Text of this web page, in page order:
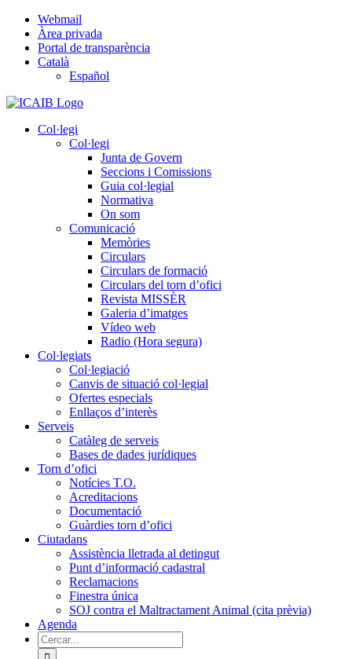
Skip
content
Webmail
Àrea privada
Portal de transparència
Català
Español
Col·legi
Col·legi
Junta de Govern
Seccions i Comissions
Guia col·legial
Normativa
On som
Comunicació
Memòries
Circulars
Circulars de formació
Circulars del torn d’ofici
Revista MISSÈR
Galeria d’imatges
Vídeo web
Radio (Hora segura)
Col·legiats
Col·legiació
Canvis de situació col·legial
Ofertes especials
Enllaços d’interès
Serveis
Catàleg de serveis
Bases de dades jurídiques
Torn d’ofici
Notícies T.O.
Acreditacions
Documentació
Guàrdies torn d’ofici
Ciutadans
Assistència lletrada al detingut
Punt d’informació cadastral
Reclamacions
Finestra única
SOJ contra el Maltractament Animal (cita prèvia)
Agenda
Cerca
…